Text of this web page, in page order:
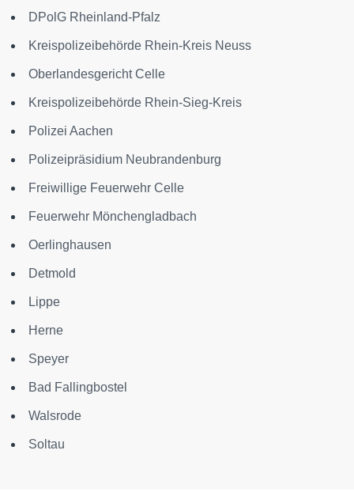
DPolG Rheinland-Pfalz
Kreispolizeibehörde Rhein-Kreis Neuss
Oberlandesgericht Celle
Kreispolizeibehörde Rhein-Sieg-Kreis
Polizei Aachen
Polizeipräsidium Neubrandenburg
Freiwillige Feuerwehr Celle
Feuerwehr Mönchengladbach
Oerlinghausen
Detmold
Lippe
Herne
Speyer
Bad Fallingbostel
Walsrode
Soltau